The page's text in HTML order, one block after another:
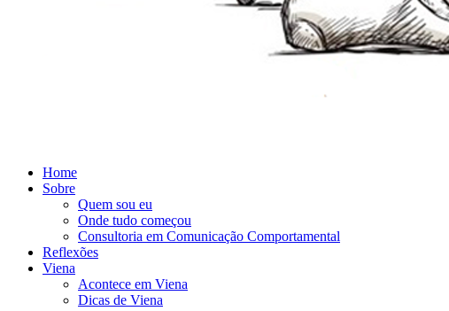
Home
Sobre
Quem sou eu
Onde tudo começou
Consultoria em Comunicação Comportamental
Reflexões
Viena
Acontece em Viena
Dicas de Viena